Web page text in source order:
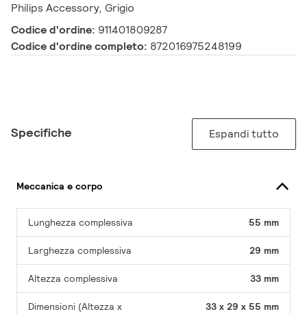
Philips Accessory, Grigio
Codice d'ordine: 911401809287
Codice d'ordine completo: 872016975248199
Specifiche Espandi tutto
Meccanica e corpo
Lunghezza complessiva 55 mm
Larghezza complessiva 29 mm
Altezza complessiva 33 mm
Dimensioni (Altezza x
33 x 29 x 55 mm